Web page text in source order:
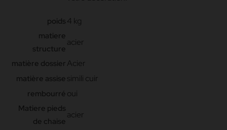
poids 4 kg
matiere
structure
acier
matière dossier Acier
matière assise simili cuir
rembourré oui
Matiere pieds
de chaise
acier